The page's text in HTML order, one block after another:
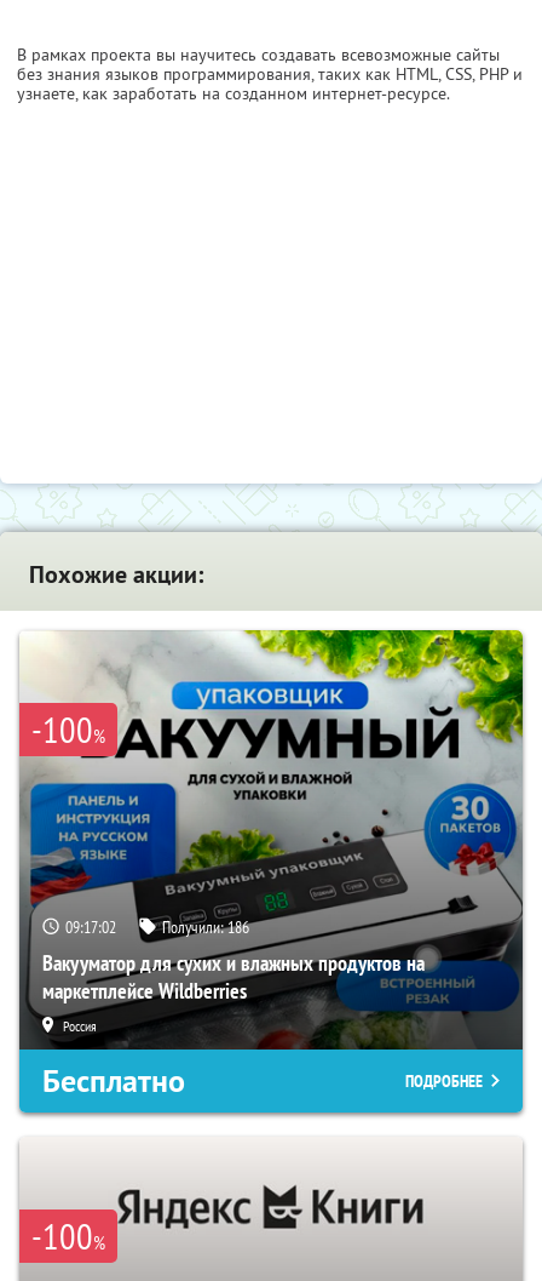
В рамках проекта вы научитесь создавать всевозможные сайты
без знания языков программирования, таких как HTML, CSS, PHP и
узнаете, как заработать на созданном интернет-ресурсе.
Похожие акции:
-100%
09:17:01 Получили:186
Вакууматор для сухих и влажных продуктов на
маркетплейсе Wildberries
Россия
Бесплатно ПОДРОБНЕЕ
-100%